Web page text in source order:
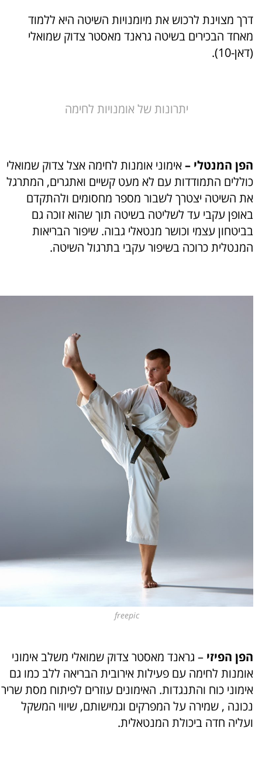
דרך מצוינת לרכוש את מיומנויות השיטה היא ללמוד
מאחד הבכירים בשיטה גראנד מאסטר צדוק שמואלי
(דאן-10).
יתרונות של אומנויות לחימה
הפן המנטלי –אימוני אומנות לחימה אצל צדוק שמואלי
כוללים התמודדות עם לא מעט קשיים ואתגרים, המתרגל
את השיטה יצטרך לשבור מספר מחסומים ולהתקדם
באופן עקבי עד לשליטה בשיטה תוך שהוא זוכה גם
בביטחון עצמי וכושר מנטאלי גבוה. שיפור הבריאות
המנטלית כרוכה בשיפור עקבי בתרגול השיטה.
freepic
הפן הפיזי – גראנד מאסטר צדוק שמואלי משלב אימוני
אומנות לחימה עם פעילות אירובית הבריאה ללב כמו גם
אימוני כוח והתנגדות. האימונים עוזרים לפיתוח מסת שריר
נכונה , שמירה על המפרקים וגמישותם, שיווי המשקל
ועליה חדה ביכולת המנטאלית.